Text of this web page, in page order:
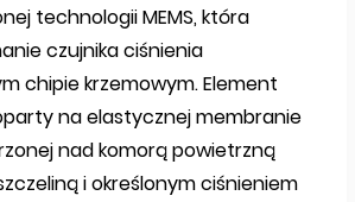
technologii MEMS, która
czujnika ciśnienia
chipie krzemowym. Element
na elastycznej membranie
nad komorą powietrzną
i określonym ciśnieniem